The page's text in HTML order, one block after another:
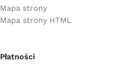
Mapa strony
Mapa strony HTML
Płatności